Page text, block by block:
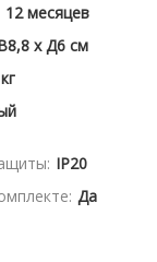
12 месяцев
x Д6 см
IP20
Да